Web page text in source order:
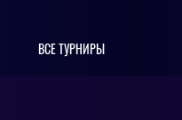
ВСЕ ТУРНИРЫ